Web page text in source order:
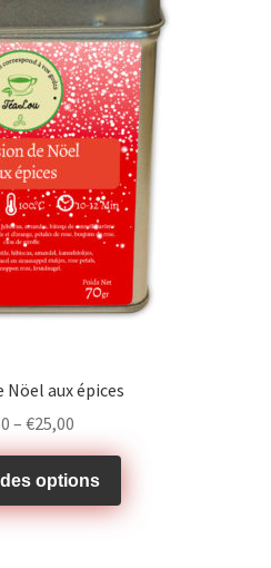
Nöel aux épices
– €25,00
options